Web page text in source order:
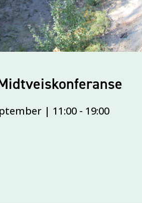
| 11:00 - 19:00